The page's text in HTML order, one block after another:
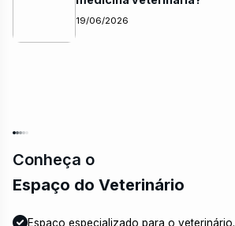
19/06/2026
Conheça o
Espaço do Veterinário
Espaço especializado para o veterinário.